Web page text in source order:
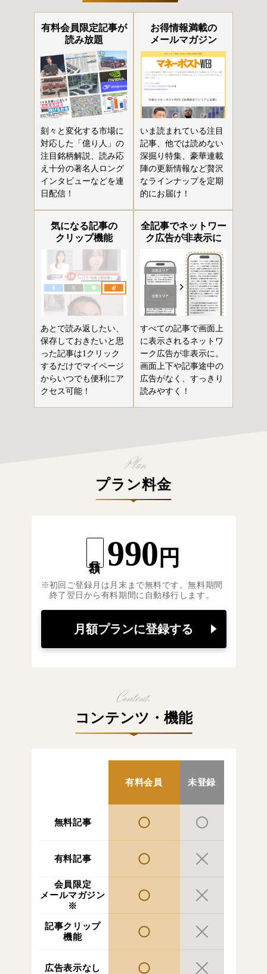
有料会員限定記事が
読み放題
刻々と変化する市場に
対応した「億り人」の
注目銘柄解説、読み応
え十分の著名人ロング
インタビューなどを連
日配信！
お得情報満載の
メールマガジン
いま読まれている注目
記事、他では読めない
深掘り特集、豪華連載
陣の更新情報など贅沢
なラインナップを定期
的にお届け！
気になる記事の
クリップ機能
あとで読み返したい、
保存しておきたいと思
った記事は1クリック
するだけでマイページ
からいつでも便利にア
クセス可能！
全記事でネットワー
ク広告が非表示に
すべての記事で画面上
に表示されるネットワ
ーク広告が非表示に。
画面上下や記事途中の
広告がなく、すっきり
読みやすく！
プラン料金
990 円
初回ご登録月は月末まで無料です。無料期間
終了翌日から有料期間に自動移行します。
月額プランに登録する
コンテンツ・機能
有料会員 未登録
無料記事
有料記事
会員限定
メールマガジン
※
記事クリップ
機能
広告表示なし